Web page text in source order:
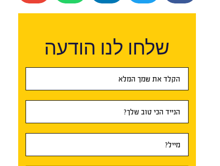
שלחו לנו הודעה
ראשי